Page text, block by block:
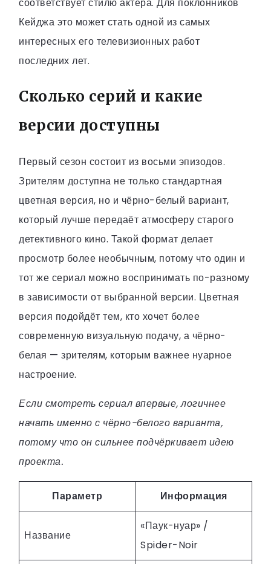
Кейджа это может стать одной из самых
интересных его телевизионных работ
последних лет.
Сколько серий и какие
версии доступны
Первый сезон состоит из восьми эпизодов.
Зрителям доступна не только стандартная
цветная версия, но и чёрно-белый вариант,
который лучше передаёт атмосферу старого
детективного кино. Такой формат делает
просмотр более необычным, потому что один и
тот же сериал можно воспринимать по-разному
в зависимости от выбранной версии. Цветная
версия подойдёт тем, кто хочет более
современную визуальную подачу, а чёрно-
белая — зрителям, которым важнее нуарное
настроение.
Если смотреть сериал впервые, логичнее
начать именно с чёрно-белого варианта,
потому что он сильнее подчёркивает идею
проекта.
Параметр Информация
Название
«Паук-нуар» /
Spider-Noir